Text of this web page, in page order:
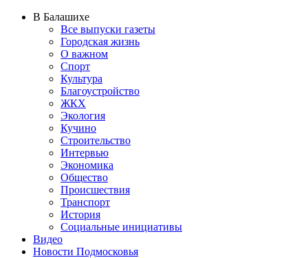
В Балашихе
Все выпуски газеты
Городская жизнь
О важном
Спорт
Культура
Благоустройство
ЖКХ
Экология
Кучино
Строительство
Интервью
Экономика
Общество
Происшествия
Транспорт
История
Социальные инициативы
Видео
Новости Подмосковья